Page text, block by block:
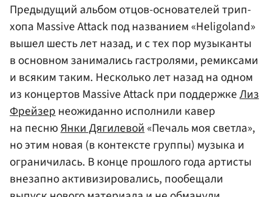
Предыдущий альбом отцов-основателей трип-
хопа Massive Attack под названием «Heligoland»
вышел шесть лет назад, и с тех пор музыканты
в основном занимались гастролями, ремиксами
и всяким таким. Несколько лет назад на одном
из концертов Massive Attack при поддержкеЛиз
Фрейзернеожиданно исполнили кавер
на песнюЯнки Дягилевой«Печаль моя светла»,
но этим новая (в контексте группы) музыка и
ограничилась. В конце прошлого года артисты
внезапно активизировались, пообещали